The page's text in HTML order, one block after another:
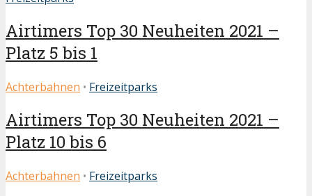
Airtimers Top 30 Neuheiten 2021 –
Platz 5 bis 1
Achterbahnen • Freizeitparks
Airtimers Top 30 Neuheiten 2021 –
Platz 10 bis 6
Achterbahnen • Freizeitparks